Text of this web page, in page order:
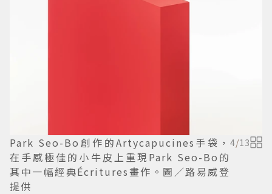
Park Seo-Bo創作的Artycapucines手袋，
在手感極佳的小牛皮上重現Park Seo-Bo的
其中一幅經典Écritures畫作。圖／路易威登
提供
4/13